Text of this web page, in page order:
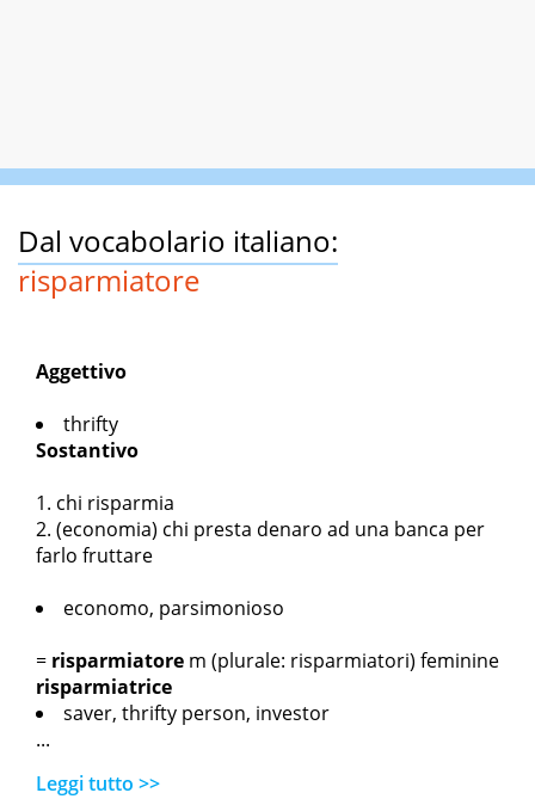
Dal vocabolario italiano:
risparmiatore
Aggettivo
thrifty
Sostantivo
chi risparmia
(economia) chi presta denaro ad una banca per
farlo fruttare
economo, parsimonioso
= risparmiatore m (plurale: risparmiatori) feminine
risparmiatrice
saver, thrifty person, investor
...
Leggi tutto >>